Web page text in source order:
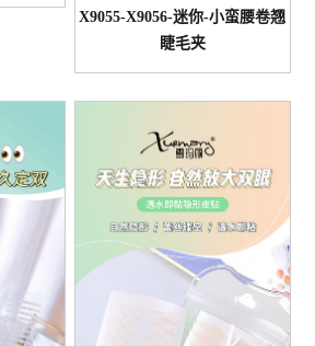
X9055-X9056-迷你-小蛮腰卷翘
睫毛夹